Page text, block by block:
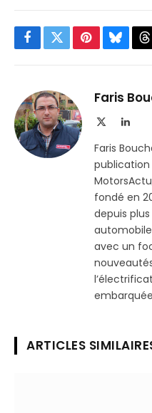
Facebook
TwitterPinterest
Faris
Faris
fondé en
depuis
avec un
ARTICLES